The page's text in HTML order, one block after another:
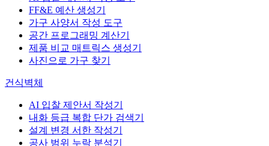
FF&E 예산 생성기
가구 사양서 작성 도구
공간 프로그래밍 계산기
제품 비교 매트릭스 생성기
사진으로 가구 찾기
건식벽체
AI 입찰 제안서 작성기
내화 등급 복합 단가 검색기
설계 변경 서한 작성기
공사 범위 누락 분석기